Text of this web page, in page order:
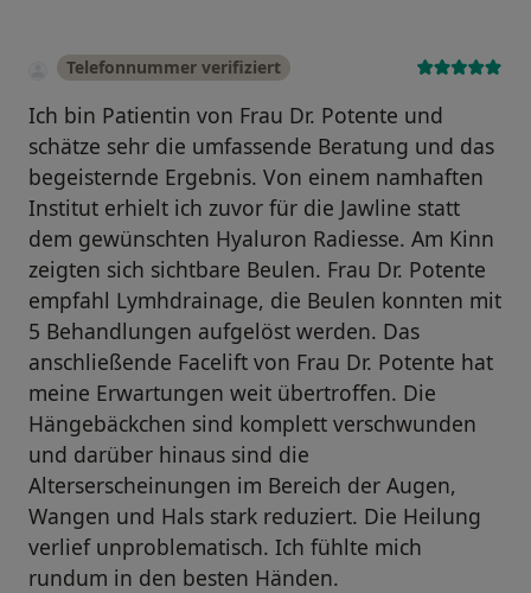
Telefonnummer verifiziert
Ich bin Patientin von Frau Dr. Potente und
schätze sehr die umfassende Beratung und das
begeisternde Ergebnis. Von einem namhaften
Institut erhielt ich zuvor für die Jawline statt
dem gewünschten Hyaluron Radiesse. Am Kinn
zeigten sich sichtbare Beulen. Frau Dr. Potente
empfahl Lymhdrainage, die Beulen konnten mit
5 Behandlungen aufgelöst werden. Das
anschließende Facelift von Frau Dr. Potente hat
meine Erwartungen weit übertroffen. Die
Hängebäckchen sind komplett verschwunden
und darüber hinaus sind die
Alterserscheinungen im Bereich der Augen,
Wangen und Hals stark reduziert. Die Heilung
verlief unproblematisch. Ich fühlte mich
rundum in den besten Händen.